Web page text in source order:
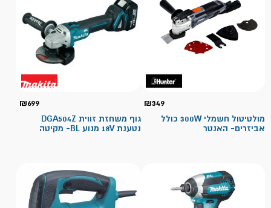
₪349
מולטיטול חשמלי 300W כולל
אביזרים- האנטר
₪699
גוף משחזת זווית DGA504Z
נטענת 18V מנוע BL- מקיטה